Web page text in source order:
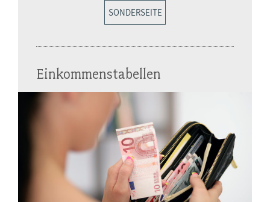
SONDERSEITE
Einkommenstabellen